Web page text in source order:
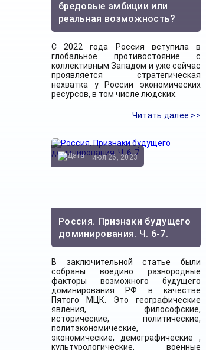
бредовые амбиции или
реальная возможность?
С 2022 года Россия вступила в
глобальное противостояние с
коллективным Западом и уже сейчас
проявляется стратегическая
нехватка у России экономических
ресурсов, в том числе людских.
Читать далее >>
Россия. Признаки будущего
доминирования. Ч. 6-7.
июл 26, 2023
В заключительной статье были
собраны воедино разнородные
факторы возможного будущего
доминирования РФ в качестве
Пятого МЦК. Это географические
явления, философские,
исторические, политические,
политэкономические,
экономические, демографические ,
культурологические, военные